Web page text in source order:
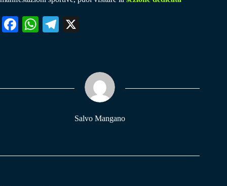
Fa W
pp
Te
m
Salvo Mangano